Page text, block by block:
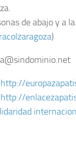
de abajo y a
)